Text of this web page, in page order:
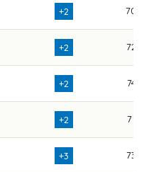
+2 70
+2 72
+2 74
+2 71
+3 73